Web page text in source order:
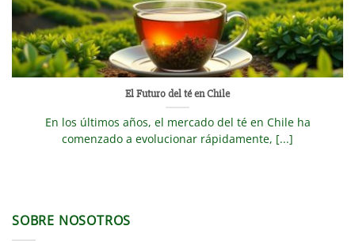
El Futuro del té en Chile
En los últimos años, el mercado del té en Chile ha
comenzado a evolucionar rápidamente, [...]
SOBRE NOSOTROS